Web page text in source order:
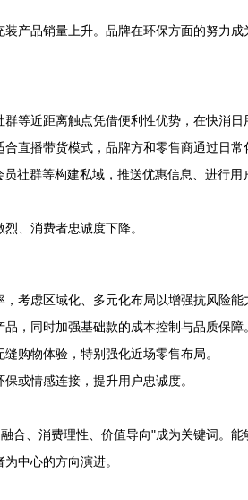
产品销量上升。品牌在环保方面的努力成
等近距离触点凭借便利性优势，在快消日
直播带货模式，品牌方和零售商通过日常
社群等构建私域，推送优惠信息、进行用
、消费者忠诚度下降。
考虑区域化、多元化布局以增强抗风险能
，同时加强基础款的成本控制与品质保障。
购物体验，特别强化近场零售布局。
或情感连接，提升用户忠诚度。
合、消费理性、价值导向"成为关键词。
中心的方向演进。